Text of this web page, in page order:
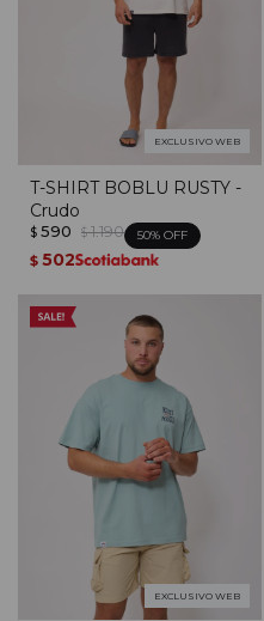
EXCLUSIVO WEB
T-SHIRT BOBLU RUSTY -
Crudo
$ 590 $ 1.190 50
$ 502
EXCLUSIVO WEB